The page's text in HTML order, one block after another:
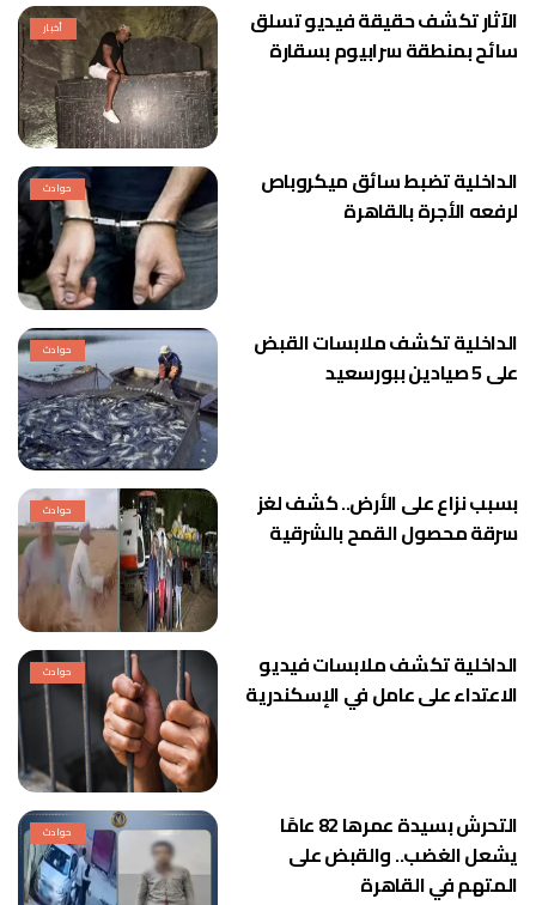
أخبار
الآثار تكشف حقيقة فيديو تسلق
سائح بمنطقة سرابيوم بسقارة
حوادث
الداخلية تضبط سائق ميكروباص
لرفعه الأجرة بالقاهرة
حوادث
الداخلية تكشف ملابسات القبض
على 5 صيادين ببورسعيد
حوادث
بسبب نزاع على الأرض.. كشف لغز
سرقة محصول القمح بالشرقية
حوادث
الداخلية تكشف ملابسات فيديو
الاعتداء على عامل في الإسكندرية
حوادث
التحرش بسيدة عمرها 82 عامًا
يشعل الغضب.. والقبض على
المتهم في القاهرة